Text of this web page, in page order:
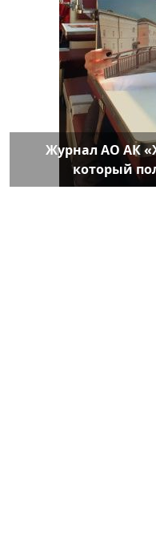
Журнал АО АК
который